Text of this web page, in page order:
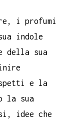
i profumi
indole
della sua
e la
la sua
idee che